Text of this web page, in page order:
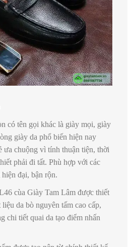
có tên gọi khác là giày mọi, giày
giày da phổ biến hiện nay
ưa chuộng vì tính thuận tiện, thời
phải đi tất. Phù hợp với các
đại, bận rộn.
cùa Giày Tam Lâm được thiết
da bò nguyên tấm cao cấp,
chi tiết quai da tạo điểm nhấn